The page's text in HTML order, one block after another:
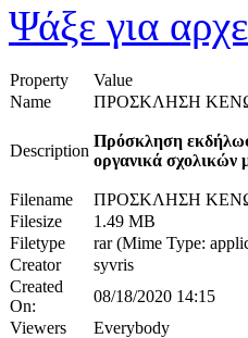
Ψάξε για
Property
Value
Name
ΠΡΟΣΚΛΗΣΗ
Description
Πρόσκληση
οργανικά
Filename
ΠΡΟΣΚΛΗΣΗ
Filesize
1.49 MB
Filetype
rar (Mime Type:
Creator
syvris
Created
On:
08/18/2020 14:15
Viewers
Everybody